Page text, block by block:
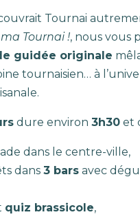
Tournai
ma Tournai !, nous vous
guidée originale
tournaisien… à
dure environ 3h30 et
dans le centre-ville,
dans 3 bars avec
quiz brassicole,